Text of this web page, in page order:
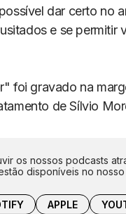
dar certo no
e se permitir
foi gravado na
de Sílvio
os nossos podcasts
disponíveis no nosso
APPLE